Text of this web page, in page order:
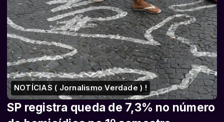
NOTÍCIAS ( Jornalismo Verdade ) !
SP registra queda de 7,3% no número